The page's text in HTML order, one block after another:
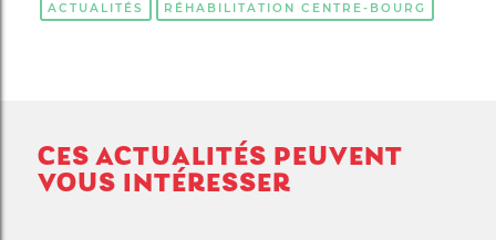
ACTUALITÉS RÉHABILITATION CENTRE-BOURG
CES ACTUALITÉS PEUVENT
VOUS INTÉRESSER